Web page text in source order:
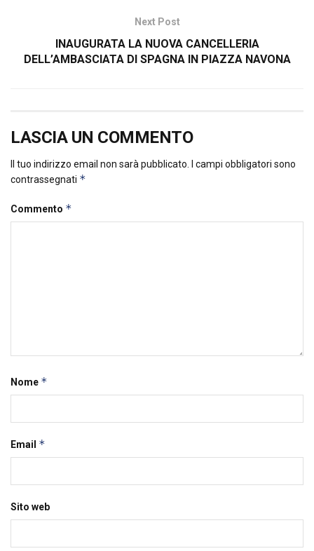
Next Post
INAUGURATA LA NUOVA CANCELLERIA
DELL’AMBASCIATA DI SPAGNA IN PIAZZA NAVONA
LASCIA UN COMMENTO
Il tuo indirizzo email non sarà pubblicato.
I campi obbligatori sono
contrassegnati *
Commento *
Nome *
Email *
Sito web